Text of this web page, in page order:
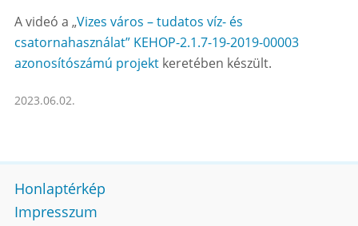
A videó a „Vizes város – tudatos víz- és
csatornahasználat” KEHOP-2.1.7-19-2019-00003
azonosítószámú projekt keretében készült.
2023.06.02.
Honlaptérkép
Impresszum